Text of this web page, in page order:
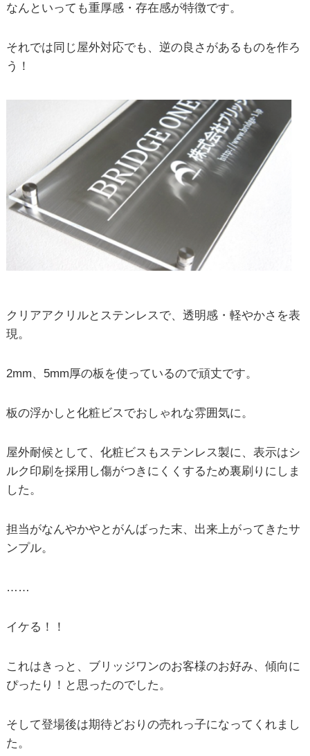
なんといっても重厚感・存在感が特徴です。
それでは同じ屋外対応でも、逆の良さがあるものを作ろ
う！
クリアアクリルとステンレスで、透明感・軽やかさを表
現。
2mm、 5mm厚の板を使っているので頑丈です。
板の浮かしと化粧ビスでおしゃれな雰囲気に。
屋外耐候として、化粧ビスもステンレス製に、表示はシ
ルク印刷を採用し傷がつきにくくするため裏刷りにしま
した。
担当がなんやかやとがんばった末、出来上がってきたサ
ンプル。
……
イケる！！
これはきっと、ブリッジワンのお客様のお好み、傾向に
ぴったり！と思ったのでした。
そして登場後は期待どおりの売れっ子になってくれまし
た。